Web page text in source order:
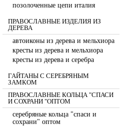
позолоченные цепи италия
ПРАВОСЛАВНЫЕ ИЗДЕЛИЯ ИЗ
ДЕРЕВА
автоиконы из дерева и мельхиора
кресты из дерева и мельхиора
кресты из дерева и серебра
ГАЙТАНЫ С СЕРЕБРЯНЫМ
ЗАМКОМ
ПРАВОСЛАВНЫЕ КОЛЬЦА "СПАСИ
И СОХРАНИ "ОПТОМ
серебряные кольца "спаси и
сохрани" оптом